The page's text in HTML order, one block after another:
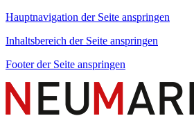
Hauptnavigation der Seite anspringen
Inhaltsbereich der Seite anspringen
Footer der Seite anspringen